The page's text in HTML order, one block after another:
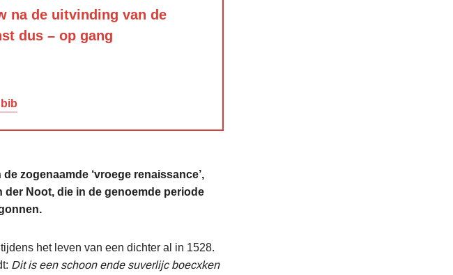
na de uitvinding van de
dus – op gang
zogenaamde ‘vroege renaissance’,
der Noot, die in de genoemde periode
het leven van een dichter al in 1528.
Dit is een schoon ende suverlijc boecxken